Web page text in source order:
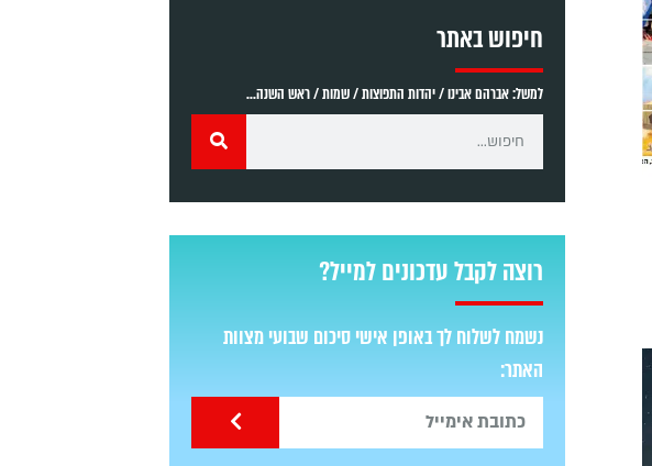
חיפוש באתר
למשל: אברהם אבינו / יהדות התפוצות / שמות / ראש השנה...
רוצה לקבל עדכונים למייל?
נשמח לשלוח לך באופן אישי סיכום שבועי מצוות
האתר: